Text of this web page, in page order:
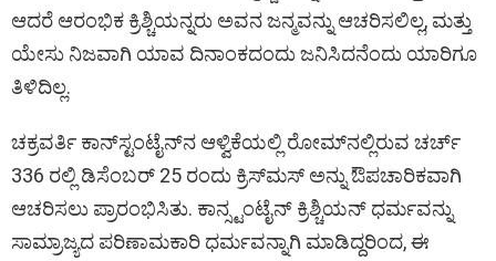
ಆದರೆ ಆರಂಭಿಕ ಕ್ರಿಶ್ಚಿಯನ್ನರು ಅವನ ಜನ್ಮವನ್ನು ಆಚರಿಸಲಿಲ್ಲ, ಮತ್ತು
ಯೇಸು ನಿಜವಾಗಿ ಯಾವ ದಿನಾಂಕದಂದು ಜನಿಸಿದನೆಂದು ಯಾರಿಗೂ
ತಿಳಿದಿಲ್ಲ.
ಚಕ್ರವರ್ತಿ ಕಾನ್‌ಸ್ಟಂಟೈನ್‌ನ ಆಳ್ವಿಕೆಯಲ್ಲಿ ರೋಮ್‌ನಲ್ಲಿರುವ ಚರ್ಚ್
336 ರಲ್ಲಿ ಡಿಸೆಂಬರ್ 25 ರಂದು ಕ್ರಿಸ್‌ಮಸ್ ಅನ್ನು ಔಪಚಾರಿಕವಾಗಿ
ಆಚರಿಸಲು ಪ್ರಾರಂಭಿಸಿತು. ಕಾನ್ಸ್ಟಂಟೈನ್ ಕ್ರಿಶ್ಚಿಯನ್ ಧರ್ಮವನ್ನು
ಸಾಮ್ರಾಜ್ಯದ ಪರಿಣಾಮಕಾರಿ ಧರ್ಮವನ್ನಾಗಿ ಮಾಡಿದ್ದರಿಂದ, ಈ